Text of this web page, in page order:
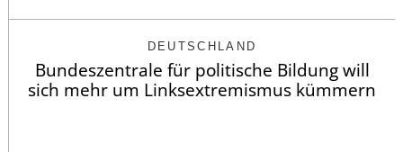
DEUTSCHLAND
Bundeszentrale für politische Bildung will
sich mehr um Linksextremismus kümmern